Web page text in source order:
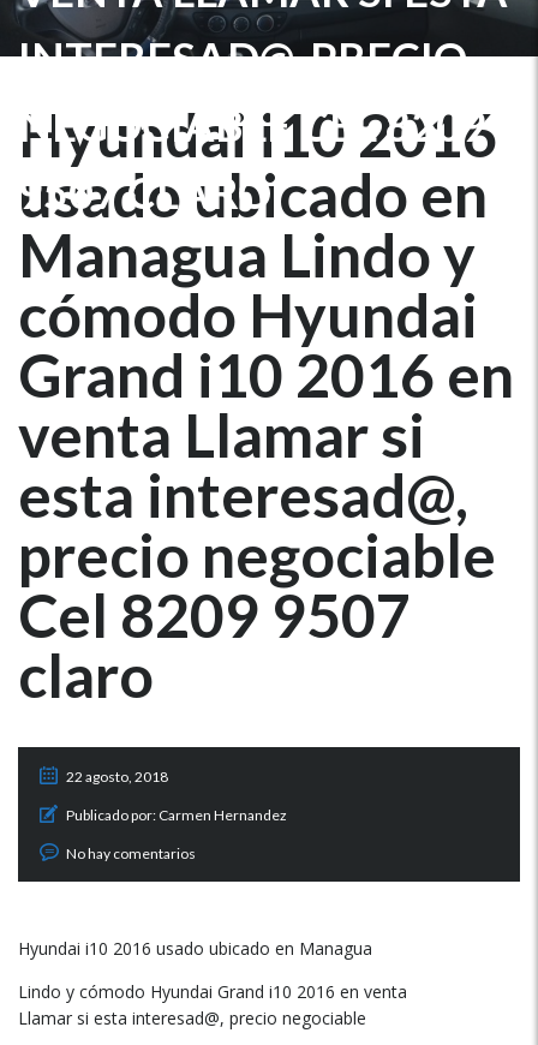
INTERESAD@, PRECIO
NEGOCIABLE CEL 8209
9507 CLARO
Hyundai i10 2016
usado ubicado en
Managua Lindo y
cómodo Hyundai
Grand i10 2016 en
venta Llamar si
esta interesad@,
precio negociable
Cel 8209 9507
claro
22 agosto, 2018
Publicado por: Carmen Hernandez
No hay comentarios
Hyundai i10 2016 usado ubicado en Managua
Lindo y cómodo Hyundai Grand i10 2016 en venta
Llamar si esta interesad@, precio negociable